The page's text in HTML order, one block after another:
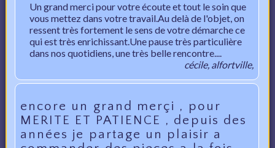
Un grand merci pour votre écoute et tout le soin que
vous mettez dans votre travail.Au delà de l'objet, on
ressent très fortement le sens de votre démarche ce
qui est très enrichissant.Une pause très particulière
dans nos quotidiens, une très belle rencontre....
cécile, alfortville,
encore un grand merçi , pour
MERITE ET PATIENCE , depuis des
années je partage un plaisir a